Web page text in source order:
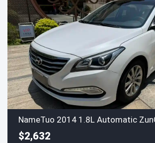
NameTuo 2014 1.8L Automatic
$2,632